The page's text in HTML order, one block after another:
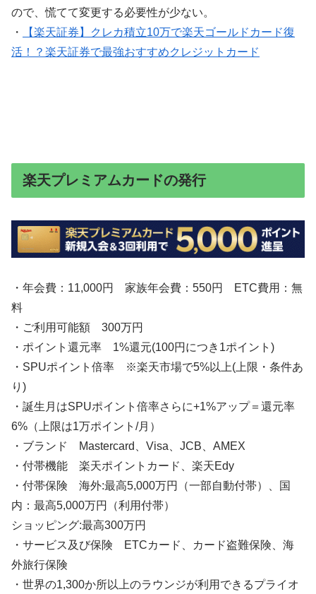
ので、慌てて変更する必要性が少ない。
・
【楽天証券】クレカ積立10万で楽天ゴールドカード復
活！？楽天証券で最強おすすめクレジットカード
楽天プレミアムカードの発行
・年会費：11,000円 家族年会費：550円 ETC費用：無
料
・ご利用可能額 300万円
・ポイント還元率 1%還元(100円につき1ポイント)
・SPUポイント倍率 ※楽天市場で5%以上(上限・条件あ
り)
・誕生月はSPUポイント倍率さらに+1%アップ＝還元率
6%（上限は1万ポイント/月）
・ブランド Mastercard、Visa、JCB、AMEX
・付帯機能 楽天ポイントカード、楽天Edy
・付帯保険 海外:最高5,000万円（一部自動付帯）、国
内：最高5,000万円（利用付帯）
ショッピング:最高300万円
・サービス及び保険 ETCカード、カード盗難保険、海
外旅行保険
・世界の1,300か所以上のラウンジが利用できるプライオ